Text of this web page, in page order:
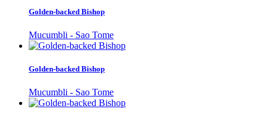
Golden-backed Bishop
Mucumbli - Sao Tome
Golden-backed Bishop
Mucumbli - Sao Tome